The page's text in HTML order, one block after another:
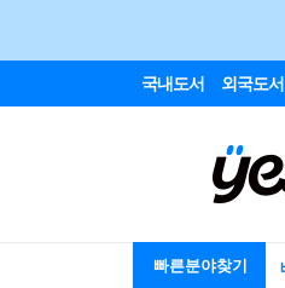
국내도서 외국도서
빠른분야찾기